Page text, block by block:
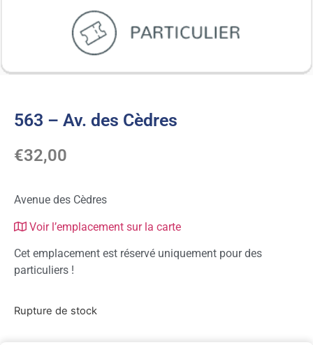
563 – Av. des Cèdres
€32,00
Avenue des Cèdres
Voir l’emplacement sur la carte
Cet emplacement est réservé uniquement pour des
particuliers !
Rupture de stock